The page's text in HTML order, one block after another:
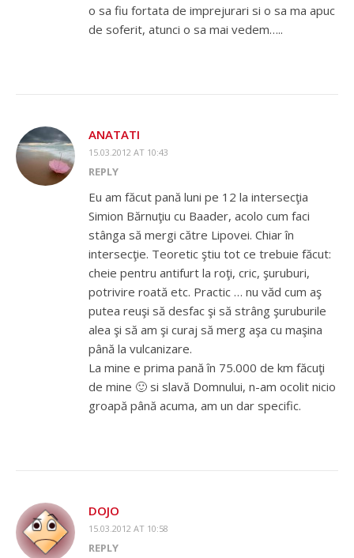
o sa fiu fortata de imprejurari si o sa ma apuc
de soferit, atunci o sa mai vedem…..
ANATATI
15.03.2012 AT 10:43
REPLY
Eu am făcut pană luni pe 12 la intersecţia
Simion Bărnuţiu cu Baader, acolo cum faci
stânga să mergi către Lipovei. Chiar în
intersecţie. Teoretic ştiu tot ce trebuie făcut:
cheie pentru antifurt la roţi, cric, şuruburi,
potrivire roată etc. Practic … nu văd cum aş
putea reuşi să desfac şi să strâng şuruburile
alea şi să am şi curaj să merg aşa cu maşina
până la vulcanizare.
La mine e prima pană în 75.000 de km făcuţi
de mine 🙂 si slavă Domnului, n-am ocolit nicio
groapă până acuma, am un dar specific.
DOJO
15.03.2012 AT 10:58
REPLY